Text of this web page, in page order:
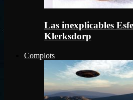
Las inexplicables
Klerksdorp
Complots